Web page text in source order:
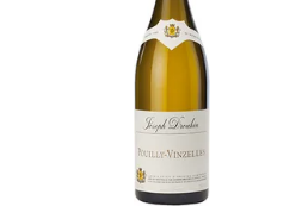
product variant items in cart, view